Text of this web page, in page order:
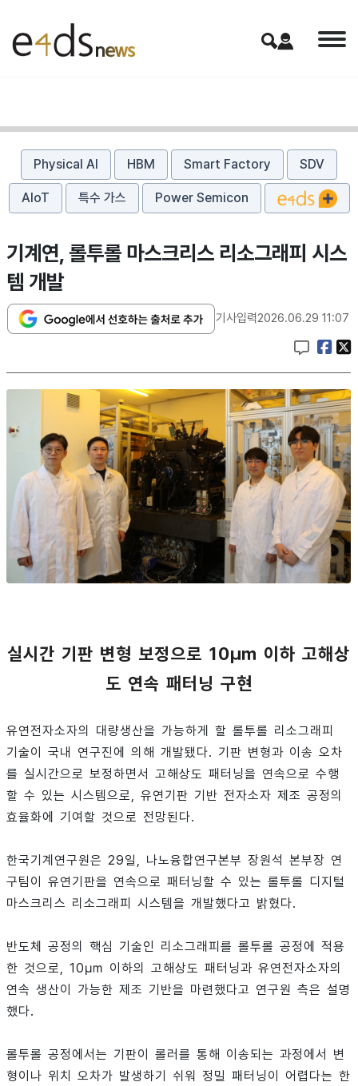
Physical AI HBM Smart Factory SDV
AIoT 특수 가스 Power Semicon
기계연, 롤투롤 마스크리스 리소그래피 시스
템 개발
기사입력2026.06.29 11:07
실시간 기판 변형 보정으로 10㎛ 이하 고해상
도 연속 패터닝 구현
유연전자소자의 대량생산을 가능하게 할 롤투롤 리소그래피
기술이 국내 연구진에 의해 개발됐다. 기판 변형과 이송 오차
를 실시간으로 보정하면서 고해상도 패터닝을 연속으로 수행
할 수 있는 시스템으로, 유연기판 기반 전자소자 제조 공정의
효율화에 기여할 것으로 전망된다.
한국기계연구원은 29일, 나노융합연구본부 장원석 본부장 연
구팀이 유연기판을 연속으로 패터닝할 수 있는 롤투롤 디지털
마스크리스 리소그래피 시스템을 개발했다고 밝혔다.
반도체 공정의 핵심 기술인 리소그래피를 롤투롤 공정에 적용
한 것으로, 10㎛ 이하의 고해상도 패터닝과 유연전자소자의
연속 생산이 가능한 제조 기반을 마련했다고 연구원 측은 설명
했다.
롤투롤 공정에서는 기판이 롤러를 통해 이송되는 과정에서 변
형이나 위치 오차가 발생하기 쉬워 정밀 패터닝이 어렵다는 한